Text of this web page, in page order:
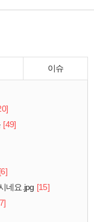
이슈
[49]
[6]
네요.jpg [15]